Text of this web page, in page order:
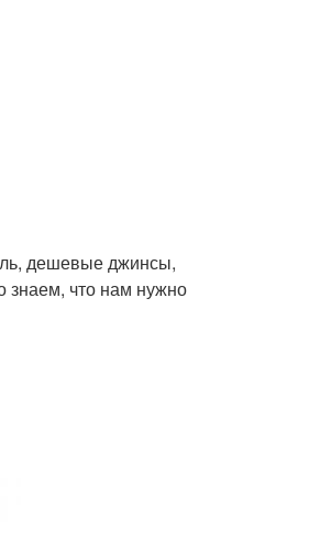
дешевые джинсы,
знаем, что нам нужно